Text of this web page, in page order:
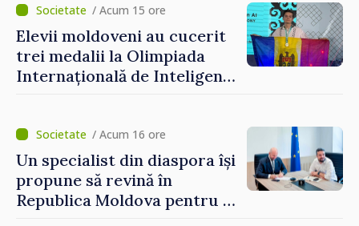
Grosu: „Este important să
depășim blocajele și să dăm o
șansă localităților să se
dezvolte”
/ Acum 15 ore
Elevii moldoveni au cucerit
trei medalii la Olimpiada
Internațională de Inteligență
/ Acum 16 ore
Un specialist din diaspora își
propune să revină în
Republica Moldova pentru a